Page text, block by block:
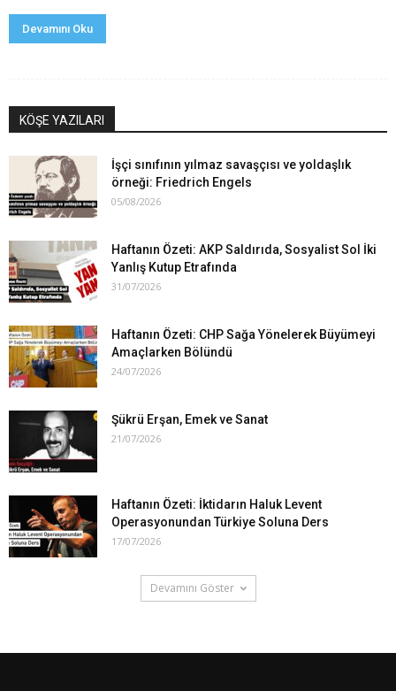
Devamını Oku
KÖŞE YAZILARI
İşçi sınıfının yılmaz savaşçısı ve yoldaşlık
örneği: Friedrich Engels
05/08/2026
Haftanın Özeti: AKP Saldırıda, Sosyalist Sol İki
Yanlış Kutup Etrafında
31/07/2026
Haftanın Özeti: CHP Sağa Yönelerek Büyümeyi
Amaçlarken Bölündü
24/07/2026
Şükrü Erşan, Emek ve Sanat
21/07/2026
Haftanın Özeti: İktidarın Haluk Levent
Operasyonundan Türkiye Soluna Ders
17/07/2026
Devamını Göster